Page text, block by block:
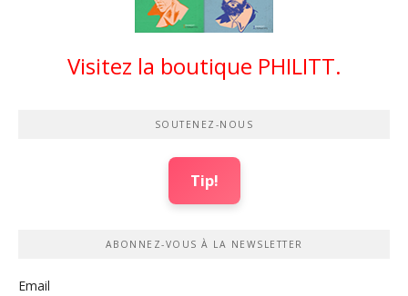
Visitez la boutique PHILITT.
SOUTENEZ-NOUS
Tip!
ABONNEZ-VOUS À LA NEWSLETTER
Email